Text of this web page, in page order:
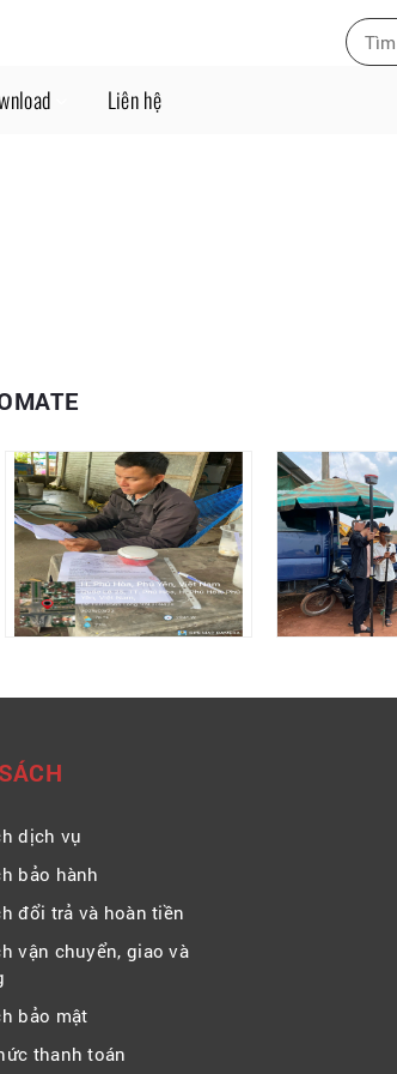
Liên hệ
dịch vụ
bảo hành
đổi trả và hoàn tiền
vận chuyển, giao và
bảo mật
thanh toán